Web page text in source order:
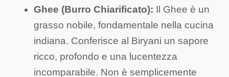
Ghee (Burro Chiarificato): Il Ghee è un
grasso nobile, fondamentale nella cucina
indiana. Conferisce al Biryani un sapore
ricco, profondo e una lucentezza
incomparabile. Non è semplicemente